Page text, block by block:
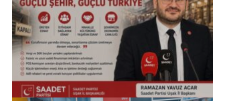
(başlıksız)
Alaattin Karahan tarafından 14/07/2026